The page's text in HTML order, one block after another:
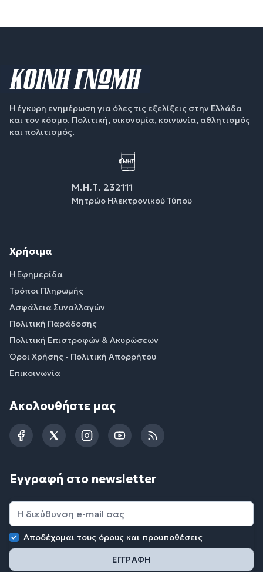
Η έγκυρη ενημέρωση για όλες τις εξελίξεις στην Ελλάδα
και τον κόσμο. Πολιτική, οικονομία, κοινωνία, αθλητισμός
και πολιτισμός.
Μ.Η.Τ. 232111
Μητρώο Ηλεκτρονικού Τύπου
Χρήσιμα
Η Εφημερίδα
Τρόποι Πληρωμής
Ασφάλεια Συναλλαγών
Πολιτική Παράδοσης
Πολιτική Επιστροφών & Ακυρώσεων
Όροι Χρήσης - Πολιτική Απορρήτου
Επικοινωνία
Ακολουθήστε μας
FacebookTwitterInstagramYouTubeRSS
Εγγραφή στο newsletter
Αποδέχομαι τους όρους και προυποθέσεις